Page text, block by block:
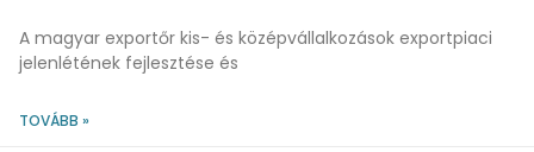
A magyar exportőr kis- és középvállalkozások exportpiaci
jelenlétének fejlesztése és
TOVÁBB »